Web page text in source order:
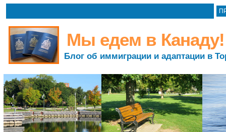
Мы едем в Канаду!
Блог об иммиграции и адаптации в